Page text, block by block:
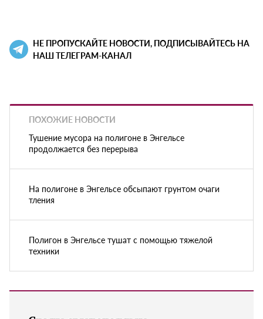
НЕ ПРОПУСКАЙТЕ НОВОСТИ, ПОДПИСЫВАЙТЕСЬ НА
НАШ ТЕЛЕГРАМ-КАНАЛ
ПОХОЖИЕ НОВОСТИ
Тушение мусора на полигоне в Энгельсе
продолжается без перерыва
На полигоне в Энгельсе обсыпают грунтом очаги
тления
Полигон в Энгельсе тушат с помощью тяжелой
техники